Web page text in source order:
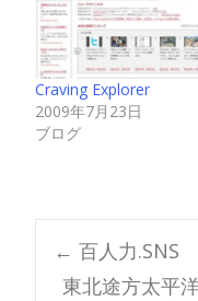
Craving Explorer
2009年7月23日
ブログ
Post
← 百人力.SNS
東北途方太平